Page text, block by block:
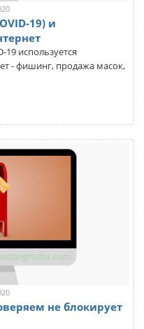
19) и
19 используется
- фишинг, продажа масок,
не блокирует